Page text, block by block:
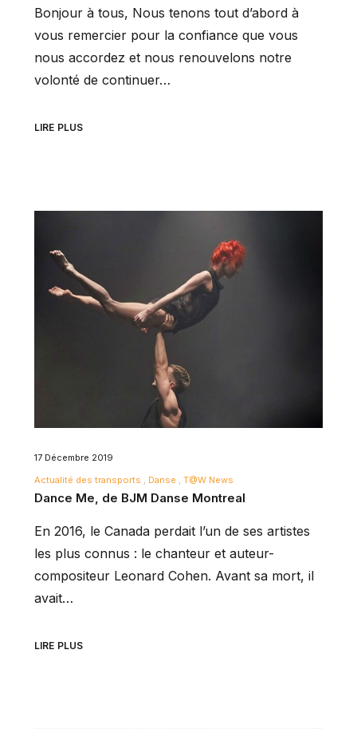
Bonjour à tous, Nous tenons tout d’abord à
vous remercier pour la confiance que vous
nous accordez et nous renouvelons notre
volonté de continuer…
LIRE PLUS
17 Décembre 2019
Actualité des transports
Danse T@W News
Dance Me, de BJM Danse Montreal
En 2016, le Canada perdait l’un de ses artistes
les plus connus : le chanteur et auteur-
compositeur Leonard Cohen. Avant sa mort, il
avait…
LIRE PLUS